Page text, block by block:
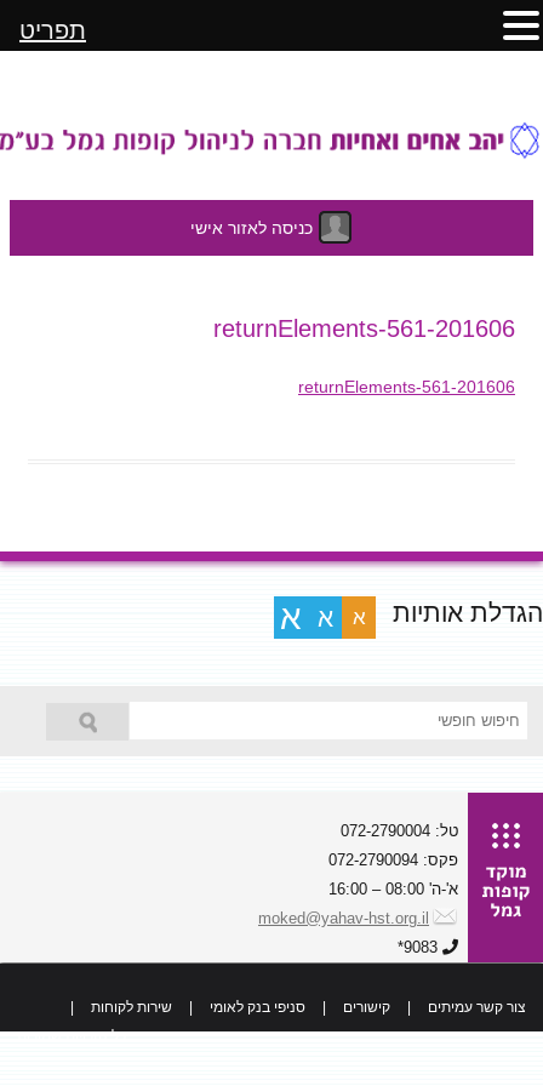
כניסה לאזור אישי
לתוכן
201606-returnElements-561
201606-returnElements-561
הגדלת אותיות א א א
טל: 072-2790004
פקס: 072-2790094
א'-ה' 08:00 – 16:00
moked@yahav-hst.org.il
9083*
צור קשר עמיתים קישורים סניפי בנק לאומי שירות לקוחות
כל הזכויות שמורות
תפריט